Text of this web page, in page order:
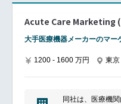
等の情報提供によ
―――――求め
得に強い意欲を
る方
Acute Care Marketing
大手医療機器メーカーのマー
1200 - 1600 万円 東京
同社は、医療機